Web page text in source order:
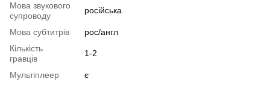
Мова звукового
супроводу
російська
Мова субтитрів
рос/англ
Кількість
гравців
1-2
Мультіплеер є